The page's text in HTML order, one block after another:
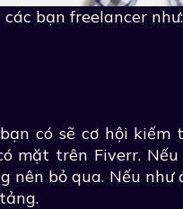
bạn freelancer như:
có sẽ cơ hội
mặt trên Fiverr.
nên bỏ qua. Nếu